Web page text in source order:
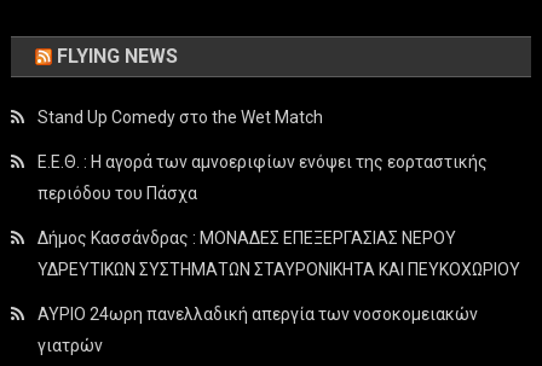
FLYING NEWS
Stand Up Comedy στο the Wet Match
Ε.Ε.Θ. : Η αγορά των αμνοεριφίων ενόψει της εορταστικής
περιόδου του Πάσχα
Δήμος Κασσάνδρας : ΜΟΝΑΔΕΣ ΕΠΕΞΕΡΓΑΣΙΑΣ ΝΕΡΟΥ
ΥΔΡΕΥΤΙΚΩΝ ΣΥΣΤΗΜΑΤΩΝ ΣΤΑΥΡΟΝΙΚΗΤΑ ΚΑΙ ΠΕΥΚΟΧΩΡΙΟΥ
ΑΥΡΙΟ 24ωρη πανελλαδική απεργία των νοσοκομειακών
γιατρών